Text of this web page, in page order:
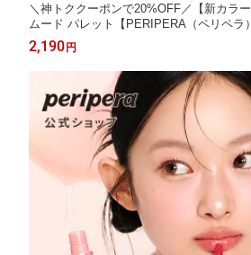
＼神トククーポンで20%OFF／【新カラ
ムード パレット【PERIPERA（ペリペラ
パレット シャドウ グリッター アイメイ
手軽 持ち運び 捨て色なし
2,190円